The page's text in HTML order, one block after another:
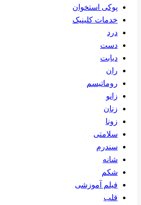
پوکی استخوان
خدمات کلینیک
درد
دست
دیابت
ران
روماتیسم
زانو
زنان
زونا
سلامتی
سندرم
شانه
شکم
فیلم آموزشی
قلب